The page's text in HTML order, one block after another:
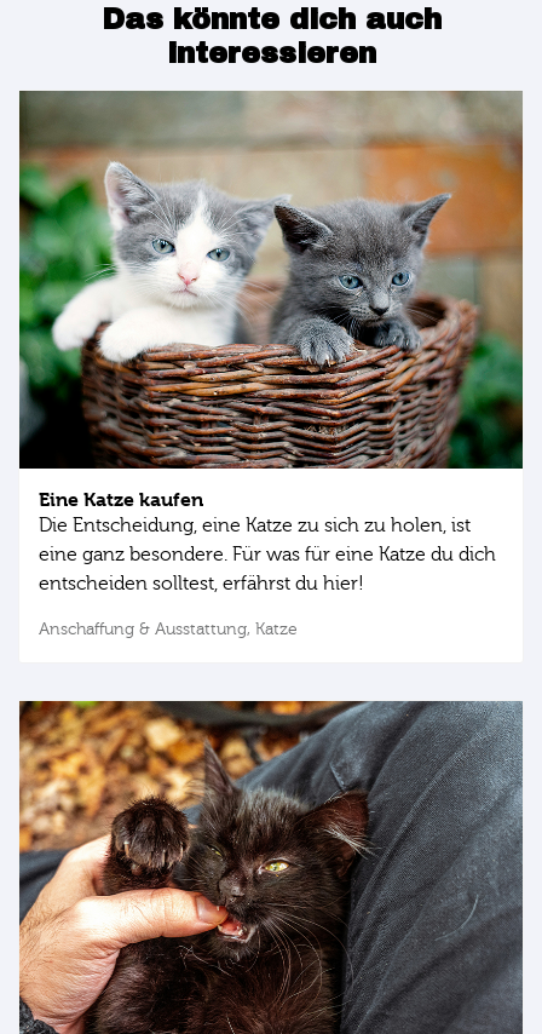
Das könnte dich auch
interessieren
Eine Katze kaufen
Die Entscheidung, eine Katze zu sich zu holen, ist
eine ganz besondere. Für was für eine Katze du dich
entscheiden solltest, erfährst du hier!
Anschaffung & Ausstattung, Katze